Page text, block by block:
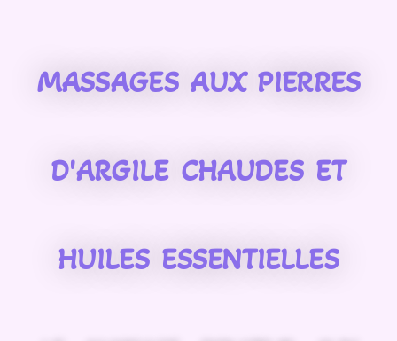
MASSAGES AUX PIERRES
D'ARGILE CHAUDES ET
HUILES ESSENTIELLES